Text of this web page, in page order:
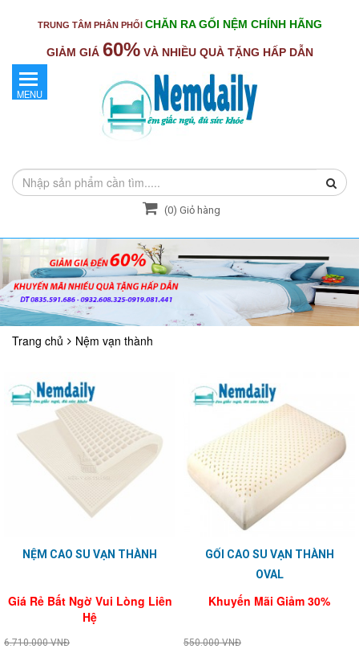
TRUNG TÂM PHÂN PHỐI CHĂN RA GỐI NỆM CHÍNH HÃNG
GIẢM GIÁ 60%VÀ NHIỀU QUÀ TẶNG HẤP DẪN
(0) Giỏ hàng
MENU
Trang chủ Nệm vạn thành
NỆM CAO SU VẠN THÀNH
Giá Rẻ Bất Ngờ Vui Lòng Liên
Hệ
6.710.000 VNĐ
GỐI CAO SU VẠN THÀNH
OVAL
Khuyến Mãi Giảm 30%
550.000 VNĐ